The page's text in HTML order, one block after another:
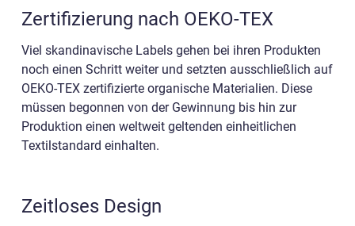
Zertifizierung nach OEKO-TEX
Viel skandinavische Labels gehen bei ihren Produkten
noch einen Schritt weiter und setzten ausschließlich auf
OEKO-TEX zertifizierte organische Materialien. Diese
müssen begonnen von der Gewinnung bis hin zur
Produktion einen weltweit geltenden einheitlichen
Textilstandard einhalten.
Zeitloses Design